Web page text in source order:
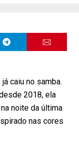
caiu no samba.
2018, ela
noite da última
nas cores